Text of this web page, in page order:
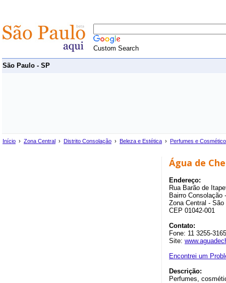
Custom Search
São Paulo - SP
Início › Zona Central › Distrito Consolação › Beleza e Estética › Perfumes e
Água de
Endereço:
Rua Barão de
Bairro Consolação
Zona Central -
CEP 01042-001
Contato:
Fone: 11 3255-3165
Site:
Encontrei um
Descrição:
Perfumes,